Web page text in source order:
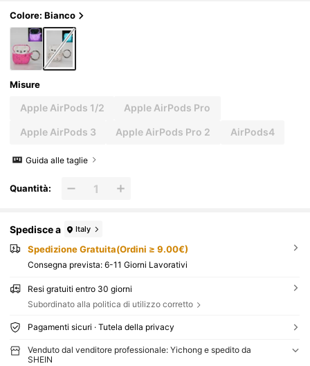
Colore: Bianco
Misure
Apple AirPods 1/2 Apple AirPods Pro
Apple AirPods 3 Apple AirPods Pro 2 AirPods4
Guida alle taglie
Quantità:
Spedisce a Italy
Spedizione Gratuita(Ordini ≥ 9.00€)
Consegna prevista: 6-11 Giorni Lavorativi
Resi gratuiti entro 30 giorni
Subordinato alla politica di utilizzo corretto
Pagamenti sicuri · Tutela della privacy
Venduto dal venditore professionale: Yichong e spedito da
SHEIN